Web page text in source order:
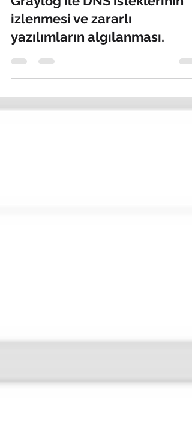
Graylog ile DNS isteklerinin
izlenmesi ve zararlı
yazılımların algılanması.